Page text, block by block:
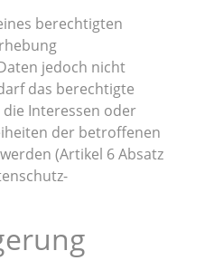
berechtigten
jedoch nicht
das berechtigte
Interessen oder
der betroffenen
(Artikel 6 Absatz